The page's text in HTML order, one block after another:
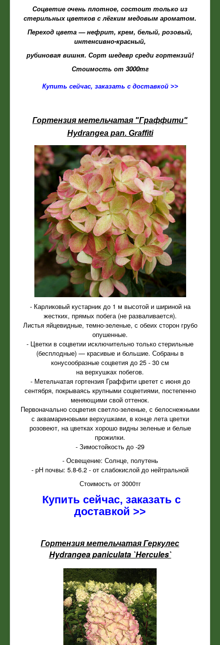
Соцветие очень плотное, состоит только из
стерильных цветков с лёгким медовым ароматом.
Переход цвета — нефрит, крем, белый, розовый,
интенсивно-красный,
рубиновая вишня. Сорт шедевр среди гортензий!
Стоимость от 3000тг
Купить сейчас, заказать с доставкой >>
Гортензия метельчатая "Граффити"
Hydrangea pan. Graffiti
- Карликовый кустарник до 1 м высотой и шириной на
жестких, прямых побега (не разваливается).
Листья яйцевидные, темно-зеленые, с обеих сторон грубо
опушенные.
- Цветки в соцветии исключительно только стерильные
(бесплодные) — красивые и большие. Собраны в
конусообразные соцветия до 25 - 30 см
на верхушках побегов.
- Метельчатая гортензия Граффити цветет с июня до
сентября, покрываясь крупными соцветиями, постепенно
меняющими свой оттенок.
Первоначально соцветия светло-зеленые, с белоснежными
с аквамариновыми верхушками, в конце лета цветки
розовеют, на цветках хорошо видны зеленые и белые
прожилки.
- Зимостойкость до -29
- Освещение: Солнце, полутень
- pH почвы: 5.8-6.2 - от слабокислой до нейтральной
Стоимость от 3000тг
Купить сейчас, заказать с
доставкой >>
Гортензия метельчатая Геркулес
Hydrangea paniculata `Hercules`